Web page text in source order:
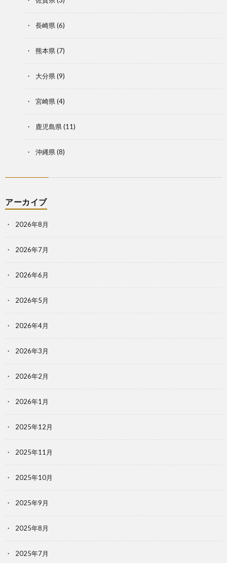
長崎県(6)
熊本県(7)
大分県(9)
宮崎県(4)
鹿児島県(11)
沖縄県(8)
アーカイブ
2026年8月
2026年7月
2026年6月
2026年5月
2026年4月
2026年3月
2026年2月
2026年1月
2025年12月
2025年11月
2025年10月
2025年9月
2025年8月
2025年7月